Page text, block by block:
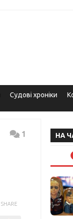
Судові хроніки
1
SHARE
НА